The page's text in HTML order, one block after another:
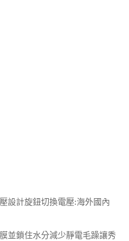
110/220V
量超速乾
設計
潤澤秀髮
附收納袋
設計旋鈕切換電壓:海外國內
宜
並鎖住水分減少靜電毛躁讓秀